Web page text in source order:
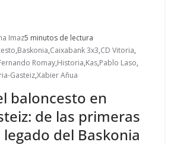
Imaz5 minutos de lectura
,Baskonia,Caixabank 3x3,CD Vitoria,
Romay,Historia,Kas,Pablo Laso,
Gasteiz,Xabier Añua
baloncesto en
de las primeras
del Baskonia